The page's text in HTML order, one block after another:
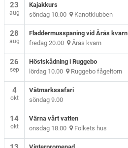
23
aug
Kajakkurs
söndag 10.00 Kanotklubben
28
aug
Fladdermusspaning vid Årås kvarn
fredag 20.00 Årås kvarn
26
sep
Höstskådning i Ruggebo
lördag 10.00 Ruggebo fågeltorn
4
okt
Våtmarkssafari
söndag 9.00
14
okt
Värna vårt vatten
onsdag 18.00 Folkets hus